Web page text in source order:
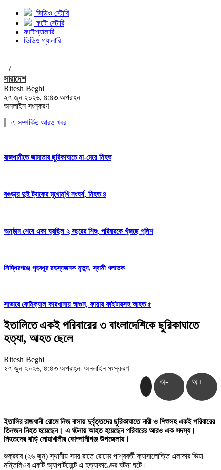
ভিডিও স্টোরি
ফটো স্টোরি
ফটোগ্যালারি
ভিডিও গ্যালারি
/
সারাদেশ
Ritesh Beghi
২৭ জুন ২০২৬, ৪:৪৩ অপরাহ্ন
অনলাইন সংস্করণ
এ সম্পর্কিত আরও খবর
রাজধানীতে জামাতার ছুরিকাঘাতে মা-মেয়ে নিহত
বগুড়ায় দুই ট্রাকের মুখোমুখি সংঘর্ষ, নিহত ৪
অনুষ্ঠান শেষে একা ঘুরছিল ২ বছরের শিশু, পরিবারকে খুঁজছে পুলিশ
সিদ্ধিরগঞ্জে গৃহবধূর রহস্যজনক মৃত্যু, স্বামী পলাতক
সাভারে কেমিক্যাল কারখানায় আগুন, ফায়ার ফাইটারসহ আহত ৫
ইতালিতে একই পরিবারের ৩ বাংলাদেশিকে ছুরিকাঘাতে
হত্যা, আহত ছেলে
Ritesh Beghi
২৭ জুন ২০২৬, ৪:৪৩ অপরাহ্ন |অনলাইন সংস্করণ
অ- অ+
ইতালির রাজধানী রোমে নিজ বাসায় দুর্বৃত্তদের ছুরিকাঘাতে নারী ও শিশুসহ একই পরিবারের
তিনজন নিহত হয়েছেন। এ ঘটনায় আহত হয়েছেন পরিবারের আরও এক সদস্য।
নিহতদের বাড়ি নোয়াখালীর কোম্পানীগঞ্জ উপজেলায়।
শুক্রবার (২৬ জুন) স্থানীয় সময় রাতে রোমের পাশ্ববর্তী ক্যাসালোত্তি এলাকার ভিয়া
মন্তিলিওর একটি অ্যাপার্টমেন্টে এ হত্যাকাণ্ডের ঘটনা ঘটে।